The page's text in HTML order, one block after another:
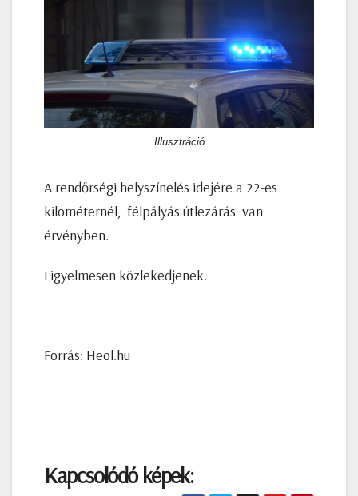
Illusztráció
A rendőrségi helyszínelés idejére a 22-es
kilométernél, félpályás útlezárás van
érvényben.
Figyelmesen közlekedjenek.
Forrás: Heol.hu
Kapcsolódó képek: